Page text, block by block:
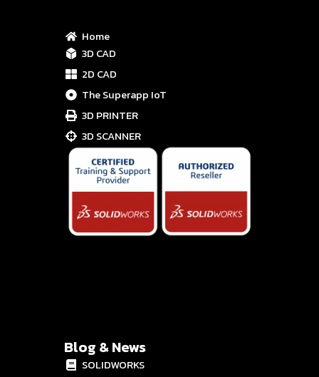
Home
3D CAD
2D CAD
The Superapp IoT
3D PRINTER
3D SCANNER
Blog & News
SOLIDWORKS